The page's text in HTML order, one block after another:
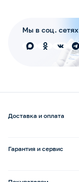
Мы в соц. сетях
Доставка и оплата
Гарантия и сервис